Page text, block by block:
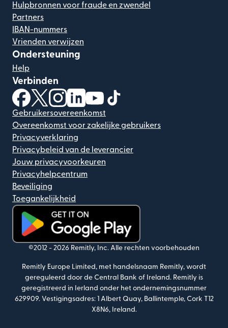
Hulpbronnen voor fraude en zwendel
Partners
IBAN-nummers
Vrienden verwijzen
Ondersteuning
Help
Verbinden
(wordt geopend in een nieuw venster)
(wordt geopend in een nieuw venster)
(wordt geopend in een nieuw venster)
(wordt geopend in een nieuw venster)
(wordt geopend in een nieuw
Gebruikersovereenkomst
Overeenkomst voor zakelijke gebruikers
Privacyverklaring
Privacybeleid van de leverancier
Jouw privacyvoorkeuren
Privacyhelpcentrum
Beveiliging
Toegankelijkheid
(wordt geopend in een nieuw venster)
©2012 - 2026 Remitly, Inc. Alle rechten voorbehouden
Remitly Europe Limited, met handelsnaam Remitly, wordt
gereguleerd door de Central Bank of Ireland. Remitly is
geregistreerd in Ierland onder het ondernemingsnummer
629909. Vestigingsadres: 1 Albert Quay, Ballintemple, Cork T12
X8N6, Ireland.